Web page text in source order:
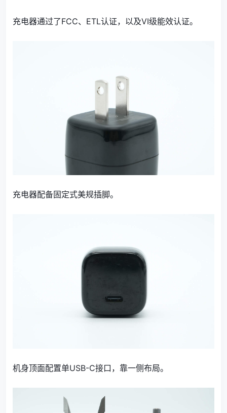
充电器通过了FCC、ETL认证，以及VI级能效认证。
充电器配备固定式美规插脚。
机身顶面配置单USB-C接口，靠一侧布局。